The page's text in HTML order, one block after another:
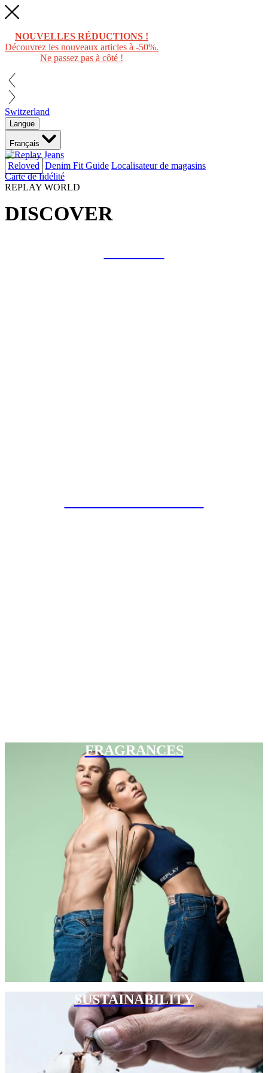
NOUVELLES RÉDUCTIONS !
Découvrez les nouveaux articles à -50%.
Ne passez pas à côté !
Switzerland
Langue
Français
Reloved Denim Fit Guide Localisateur de magasins
Carte de fidélité
REPLAY WORLD
DISCOVER
FRAGRANCES
SUSTAINABILITY